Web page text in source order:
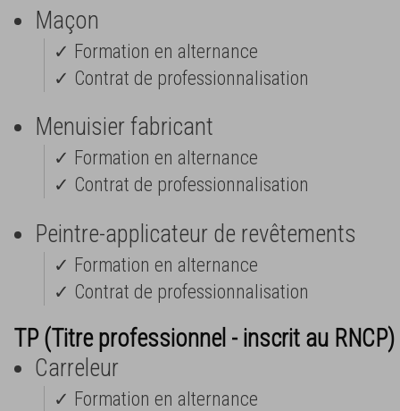
Maçon
✓ Formation en alternance
✓ Contrat de professionnalisation
Menuisier fabricant
✓ Formation en alternance
✓ Contrat de professionnalisation
Peintre-applicateur de revêtements
✓ Formation en alternance
✓ Contrat de professionnalisation
TP (Titre professionnel - inscrit au RNCP)
Carreleur
✓ Formation en alternance